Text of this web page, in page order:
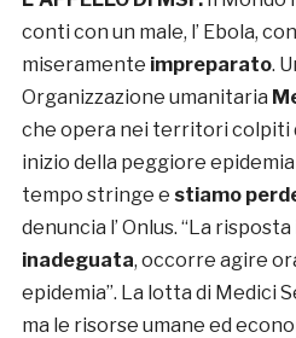
conti con un male, l’ Ebola,
miseramente impreparato.
Organizzazione umanitaria
che opera nei territori colpiti
inizio della peggiore
tempo stringe e stiamo
denuncia l’ Onlus. “La
inadeguata, occorre agire
epidemia”. La lotta di Medici
ma le risorse umane ed